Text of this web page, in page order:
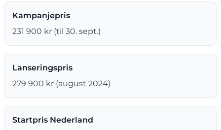
Kampanjepris
231 900 kr (til 30. sept.)
Lanseringspris
279 900 kr (august 2024)
Startpris Nederland